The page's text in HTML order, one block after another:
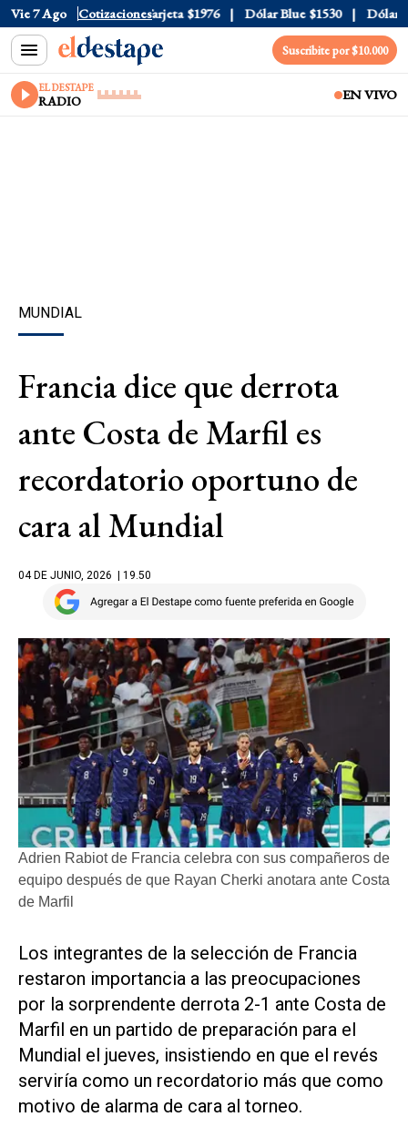
Vie 7 Ago Cotizaciones
$1520 Dólar Tarjeta $1976 Dólar Blue $1530 Dólar
Suscribite por $10.000
EL DESTAPE
RADIO EN VIVO
MUNDIAL
Francia dice que derrota
ante Costa de Marfil es
recordatorio oportuno de
cara al Mundial
04 DE JUNIO, 2026 | 19.50
Adrien Rabiot de Francia celebra con sus compañeros de
equipo después de que Rayan Cherki anotara ante Costa
de Marfil
​Los integrantes de la selección de Francia
restaron importancia a las preocupaciones
por la ‌sorprendente derrota 2-1 ‌ante Costa de
Marfil en un partido de preparación para el
Mundial el jueves, insistiendo en que el revés
serviría como un recordatorio más que como
motivo de alarma de cara al torneo.